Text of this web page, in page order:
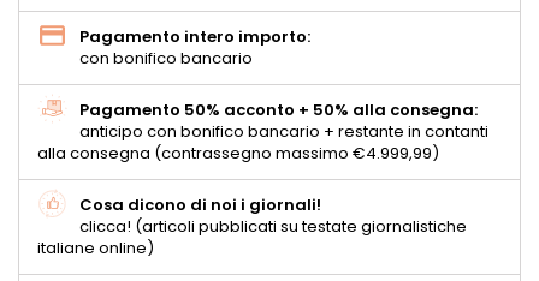
Pagamento intero importo:
con bonifico bancario
Pagamento 50% acconto + 50% alla consegna:
anticipo con bonifico bancario + restante in contanti
alla consegna (contrassegno massimo €4.999,99)
Cosa dicono di noi i giornali!
clicca! (articoli pubblicati su testate giornalistiche
italiane online)